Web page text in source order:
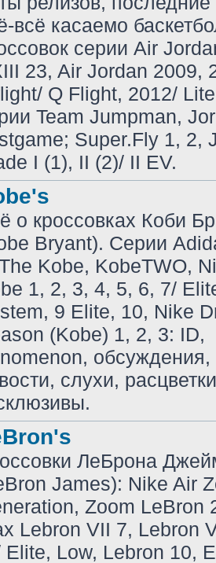
всё касаемо
серии Air
23, Air Jordan 2009,
Q Flight, 2012/
Team Jumpman,
Super.Fly 1, 2,
I (1), II (2)/ II EV.
о кроссовках Коби
Bryant). Серии
Kobe, KobeTWO,
1, 2, 3, 4, 5, 6, 7/
9 Elite, 10, Nike
(Kobe) 1, 2, 3: ID,
слухи,
ЛеБрона
James): Nike Air
Zoom LeBron
Lebron VII 7, Lebron
Elite, Low, Lebron 10,